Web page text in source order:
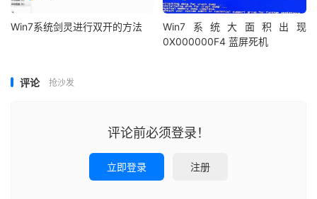
Win7系统剑灵进行双开的方法
Win7系统大面积出现
0X000000F4 蓝屏死机
评论 抢沙发
评论前必须登录！
立即登录 注册